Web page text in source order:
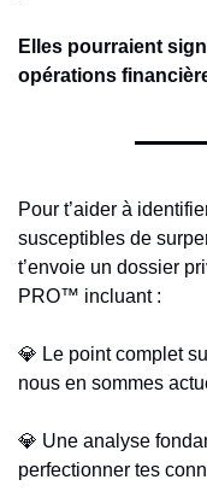
Elles pourraient
opérations
Pour t’aider à
susceptibles de
t’envoie un dossier
PRO™ incluant :
💎 Le point complet
nous en sommes
💎 Une analyse
perfectionner tes